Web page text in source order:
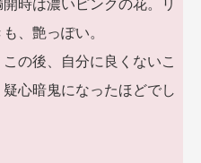
時は濃いピンクの花。リ
、艶っぽい。
の後、自分に良くないこ
心暗鬼になったほどでし